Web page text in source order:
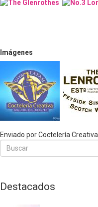
Imágenes
Enviado porCoctelería Creativa
Buscar
Buscar
Destacados